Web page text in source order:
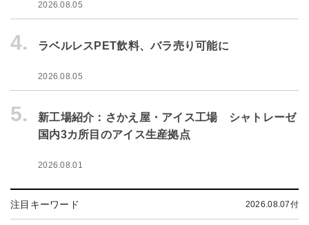
2026.08.05
4. ラベルレスPET飲料、バラ売り可能に
2026.08.05
5.
新工場紹介：さかえ屋・アイス工場 シャトレーゼ
国内3カ所目のアイス生産拠点
2026.08.01
注目キーワード 2026.08.07付